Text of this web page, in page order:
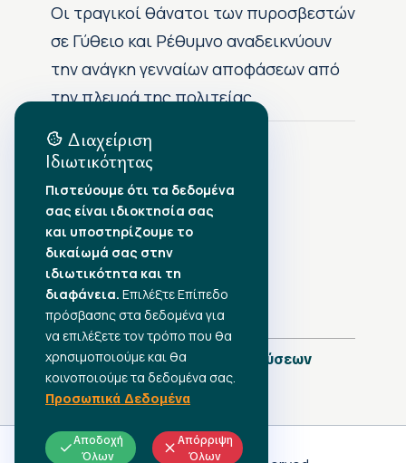
Οι τραγικοί θάνατοι των πυροσβεστών
σε Γύθειο και Ρέθυμνο αναδεικνύουν
την ανάγκη γενναίων αποφάσεων από
την πλευρά της πολιτείας
Αρχείο Δημοσιεύσεων
•Αύγουστος 2026
•Ιούλιος 2026
•Ιούνιος 2026
•Μάιος 2026
•Απρίλιος 2026
•Μάρτιος 2026
Πλήρες Ημερολόγιο Δημοσιεύσεων
Διαχείριση
Ιδιωτικότητας
Πιστεύουμε ότι τα δεδομένα
σας είναι ιδιοκτησία σας
και υποστηρίζουμε το
δικαίωμά σας στην
ιδιωτικότητα και τη
διαφάνεια. Επιλέξτε Επίπεδο
πρόσβασης στα δεδομένα για
να επιλέξετε τον τρόπο που θα
χρησιμοποιούμε και θα
κοινοποιούμε τα δεδομένα σας.
Προσωπικά Δεδομένα
Αποδοχή
Όλων
Απόρριψη
Όλων